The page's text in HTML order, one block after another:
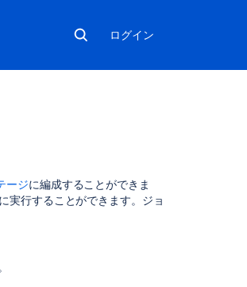
ログイン
ージに編成することができま
実行することができます。ジョ